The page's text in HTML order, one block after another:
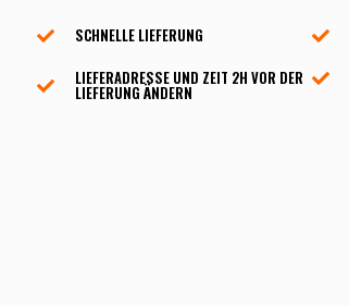
SCHNELLE LIEFERUNG
LIEFERADRESSE UND ZEIT 2H VOR DER
LIEFERUNG ÄNDERN